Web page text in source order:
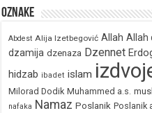
Oznake
Abdest Alija Izetbegović Allah Allah
dzamija dzenaza Dzennet
hidzab ibadet islam
Milorad Dodik Muhammed a.s.
nafaka Namaz Poslanik Poslanik